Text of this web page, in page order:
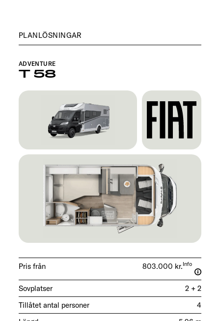
PLANLÖSNINGAR
T 58
ADVENTURE
Pris från 803.000 kr.Info
Sovplatser
2 + 2
Tillåtet antal personer
4